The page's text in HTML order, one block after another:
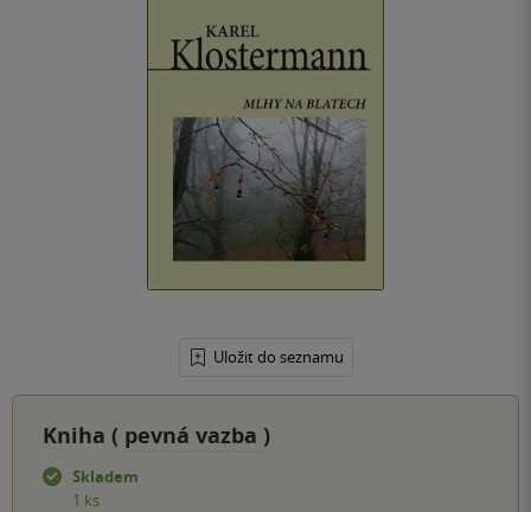
Uložit do seznamu
Kniha ( pevná vazba )
Skladem
1 ks